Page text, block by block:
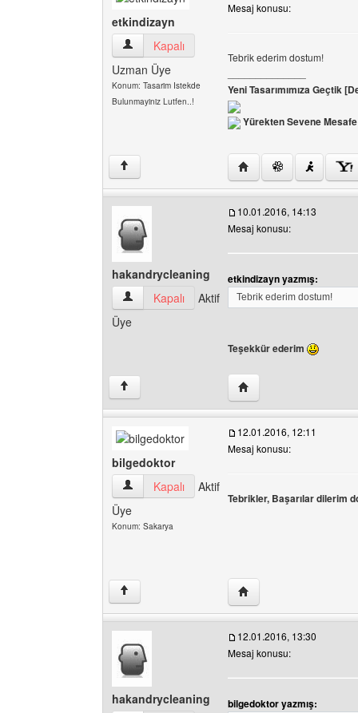
etkindizayn
etkindizayn Kullanıcının profilini görüntüle
Kapalı
Uzman Üye
Konum: Tasarim Istekde
Bulunmayiniz Lutfen..!
Mesaj konusu:
Tebrik ederim dostum!
Yeni Tasarımımıza Geçtik
Yürekten Sevene
↑ Yazarın web sitesini
hakandrycleaning
hakandrycleaning Kullanıcının profilini
Kapalı
Aktif
Üye
10.01.2016, 14:13
Mesaj konusu:
etkindizayn yazmış:
Tebrik ederim dostum!
Teşekkür ederim
↑ Yazarın web sitesini
bilgedoktor
bilgedoktor Kullanıcının profilini görüntüle
Kapalı
Aktif
Üye
Konum: Sakarya
12.01.2016, 12:11
Mesaj konusu:
Tebrikler, Başarılar dilerim
↑ Yazarın web sitesini
hakandrycleaning
12.01.2016, 13:30
Mesaj konusu:
bilgedoktor yazmış: